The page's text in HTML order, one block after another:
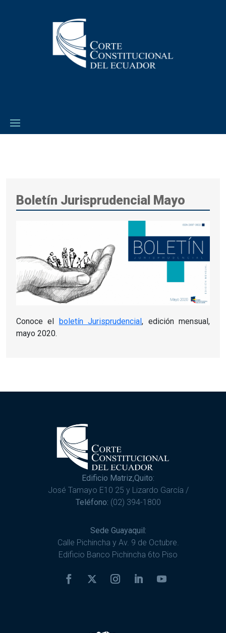
Boletín Jurisprudencial Mayo
Conoce el boletín Jurisprudencial, edición mensual,
mayo 2020.
Edificio Matriz,Quito:
José Tamayo E10 25 y Lizardo García /
Teléfono: (02) 394-1800
Sede Guayaquil:
Calle Pichincha y Av. 9 de Octubre.
Edificio Banco Pichincha 6to Piso